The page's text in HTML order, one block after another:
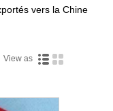
vers la Chine
View as